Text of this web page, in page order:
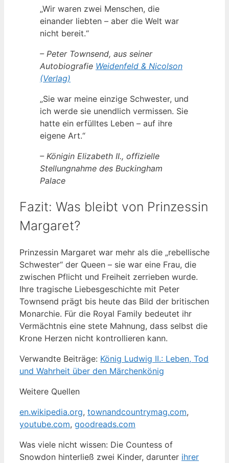
„Wir waren zwei Menschen, die
einander liebten – aber die Welt war
nicht bereit.“
– Peter Townsend, aus seiner
Autobiografie Weidenfeld & Nicolson
(Verlag)
„Sie war meine einzige Schwester, und
ich werde sie unendlich vermissen. Sie
hatte ein erfülltes Leben – auf ihre
eigene Art.“
– Königin Elizabeth II., offizielle
Stellungnahme des Buckingham
Palace
Fazit: Was bleibt von Prinzessin
Margaret?
Prinzessin Margaret war mehr als die „rebellische
Schwester“ der Queen – sie war eine Frau, die
zwischen Pflicht und Freiheit zerrieben wurde.
Ihre tragische Liebesgeschichte mit Peter
Townsend prägt bis heute das Bild der britischen
Monarchie. Für die Royal Family bedeutet ihr
Vermächtnis eine stete Mahnung, dass selbst die
Krone Herzen nicht kontrollieren kann.
Verwandte Beiträge: König Ludwig II.: Leben, Tod
und Wahrheit über den Märchenkönig
Weitere Quellen
en.wikipedia.org, townandcountrymag.com,
youtube.com, goodreads.com
Was viele nicht wissen: Die Countess of
Snowdon hinterließ zwei Kinder, darunter ihrer